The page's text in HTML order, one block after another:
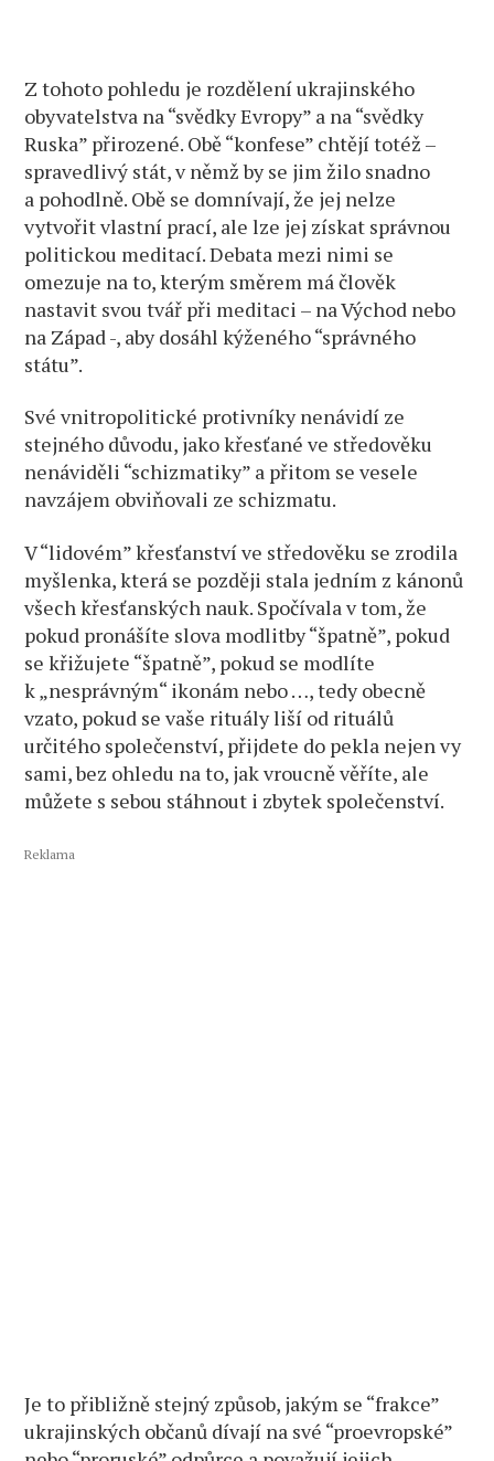
Z tohoto pohledu je rozdělení ukrajinského
obyvatelstva na “svědky Evropy” a na “svědky
Ruska” přirozené. Obě “konfese” chtějí totéž –
spravedlivý stát, v němž by se jim žilo snadno
a pohodlně. Obě se domnívají, že jej nelze
vytvořit vlastní prací, ale lze jej získat správnou
politickou meditací. Debata mezi nimi se
omezuje na to, kterým směrem má člověk
nastavit svou tvář při meditaci – na Východ nebo
na Západ -, aby dosáhl kýženého “správného
státu”.
Své vnitropolitické protivníky nenávidí ze
stejného důvodu, jako křesťané ve středověku
nenáviděli “schizmatiky” a přitom se vesele
navzájem obviňovali ze schizmatu.
V “lidovém” křesťanství ve středověku se zrodila
myšlenka, která se později stala jedním z kánonů
všech křesťanských nauk. Spočívala v tom, že
pokud pronášíte slova modlitby “špatně”, pokud
se křižujete “špatně”, pokud se modlíte
k „nesprávným“ ikonám nebo …, tedy obecně
vzato, pokud se vaše rituály liší od rituálů
určitého společenství, přijdete do pekla nejen vy
sami, bez ohledu na to, jak vroucně věříte, ale
můžete s sebou stáhnout i zbytek společenství.
Reklama
Je to přibližně stejný způsob, jakým se “frakce”
ukrajinských občanů dívají na své “proevropské”